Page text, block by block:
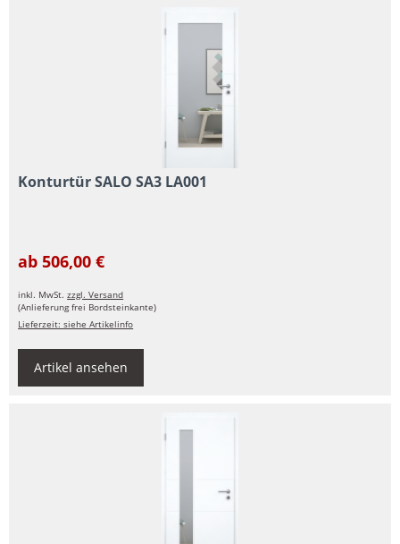
Konturtür SALO SA3 LA001
ab 506,00 €
inkl. MwSt.zzgl. Versand
(Anlieferung frei Bordsteinkante)
Lieferzeit: siehe Artikelinfo
Artikel ansehen